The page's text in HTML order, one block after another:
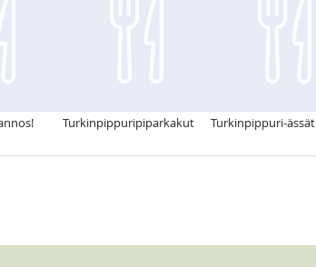
Turkinpippuripiparkakut Turkinpippuri-ässät